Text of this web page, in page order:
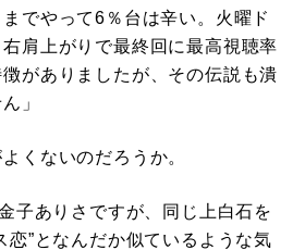
でやって6％台は辛い。火曜ド
肩上がりで最終回に最高視聴率
がありましたが、その伝説も潰
」
くないのだろうか。
金子ありさですが、同じ上白石を
恋”となんだか似ているような気